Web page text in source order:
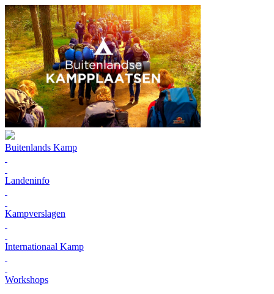
Buitenlands Kamp
Landeninfo
Kampverslagen
Internationaal Kamp
Workshops